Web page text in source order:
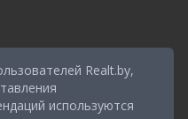
Realt.by,
используются